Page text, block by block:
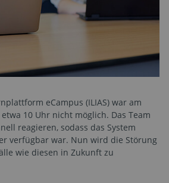
eCampus (ILIAS) war am
10 Uhr nicht möglich. Das Team
reagieren, sodass das System
verfügbar war. Nun wird die Störung
wie diesen in Zukunft zu